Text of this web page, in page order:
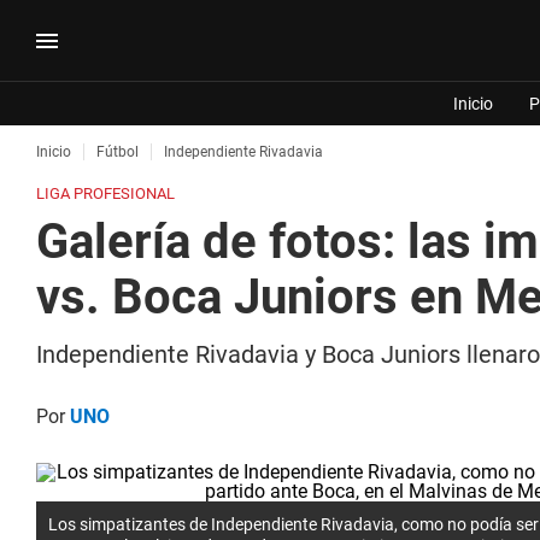
Inicio
Inicio Fútbol Independiente Rivadavia
LIGA PROFESIONAL
Galería de fotos: las
vs. Boca Juniors en
Independiente Rivadavia y Boca Juniors
PorUNO
Los simpatizantes de Independiente Rivadavia, como no podía